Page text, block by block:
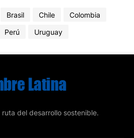
Brasil Chile
Colombia
Perú Uruguay
del desarrollo sostenible.